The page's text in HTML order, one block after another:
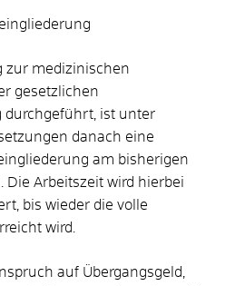
zur medizinischen
gesetzlichen
durchgeführt, ist unter
danach eine
am bisherigen
Die Arbeitszeit wird hierbei
bis wieder die volle
wird.
auf Übergangsgeld,